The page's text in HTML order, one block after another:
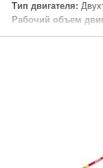
Тип двигателя:
Рабочий объем
Максимальный
Количество зубьев
Максимальное